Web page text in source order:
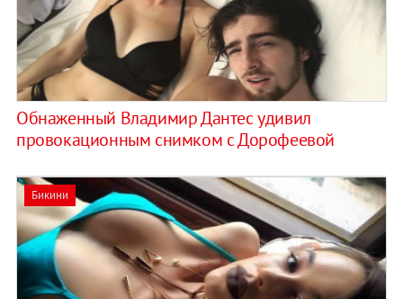
Обнаженный Владимир Дантес удивил
провокационным снимком с Дорофеевой
Бикини